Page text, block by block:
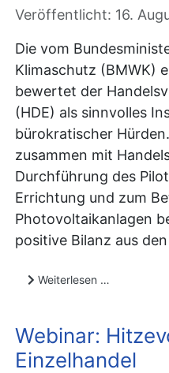
Veröffentlicht: 16.
Die vom
Klimaschutz (BMWK)
bewertet der
(HDE) als sinnvolles
bürokratischer
zusammen mit
Durchführung des
Errichtung und zum
Photovoltaikanlagen
positive Bilanz aus
Weiterlesen …
Webinar:
Einzelhandel